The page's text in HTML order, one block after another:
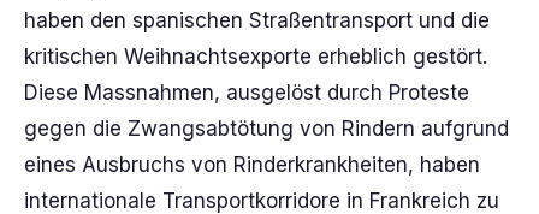
haben den spanischen Straßentransport und die
kritischen Weihnachtsexporte erheblich gestört.
Diese Massnahmen, ausgelöst durch Proteste
gegen die Zwangsabtötung von Rindern aufgrund
eines Ausbruchs von Rinderkrankheiten, haben
internationale Transportkorridore in Frankreich zu